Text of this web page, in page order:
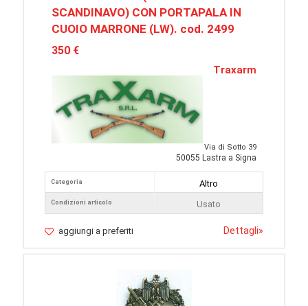
SCANDINAVO) CON PORTAPALA IN
CUOIO MARRONE (LW). cod. 2499
350 €
Traxarm
Via di Sotto 39
50055 Lastra a Signa
Categoria
Condizioni articolo
Altro
Usato
aggiungi a preferiti Dettagli»